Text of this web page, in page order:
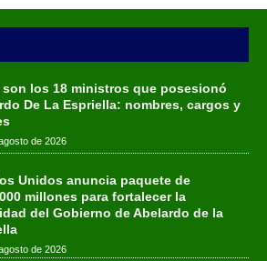
son los 18 ministros que posesionó
De La Espriella: nombres, cargos y
de 2026
Unidos anuncia paquete de
millones para fortalecer la
del Gobierno de Abelardo de la
de 2026